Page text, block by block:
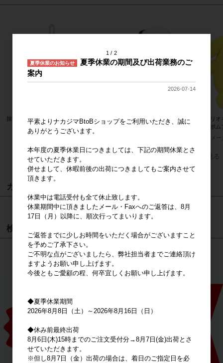
抹茶着物 ハローキティ MC
メーカー希望小売価格
2,000円
PEANUTS ＨＵＧＨＵＧ スヌー
ピー ぬいぐるみＭ 黒
サンリ
ポムポ
メ
すべてのおすすめ商品を見る
カート
カートは空です
検索
検索
1 2
夏季休業のお知らせ
夏季休業の期間及び出荷業務のご
案内
2026-07-14
平素よりナカジマBtoBショップをご利用いただき、誠に
ありがとうございます。
本年度の夏季休業日につきましては、下記の期間休業とさ
せていただきます。
併せまして、休暇前後の出荷につきましてもご案内させて
頂きます。
休業中は電話受付も全て休止致します。
休業期間中に頂きましたメール・Faxへのご返答は、8月
17日（月）以降に、順次行ってまいります。
ご返答までに少しお時間をいただく場合がございますこと
を予めご了承下さい。
ご不明な点がございましたら、弊社担当者までご連絡頂け
ますようお願い申し上げます。
今後ともご愛顧の程、何卒宜しくお願い申し上げます。
◆夏季休業期間
2026年8月8日（土）～2026年8月16日（日）
◆休み前最終出荷
8月6日(木)15時までのご注文受付分→8月7日(金)出荷とさ
せていただきます。
※但し8月7日（金）出荷の場合は、着日のご指定日を必